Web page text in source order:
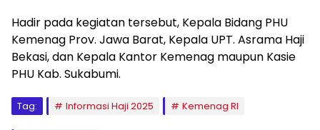
Hadir pada kegiatan tersebut, Kepala Bidang PHU
Kemenag Prov. Jawa Barat, Kepala UPT. Asrama Haji
Bekasi, dan Kepala Kantor Kemenag maupun Kasie
PHU Kab. Sukabumi.
Tag: Informasi Haji 2025 Kemenag RI